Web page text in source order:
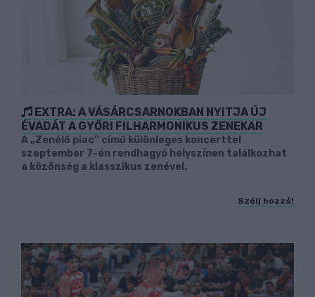
EXTRA: A VÁSÁRCSARNOKBAN NYITJA ÚJ
ÉVADÁT A GYŐRI FILHARMONIKUS ZENEKAR
A „Zenélő piac” című különleges koncerttel
szeptember 7-én rendhagyó helyszínen találkozhat
a közönség a klasszikus zenével.
Szólj hozzá!